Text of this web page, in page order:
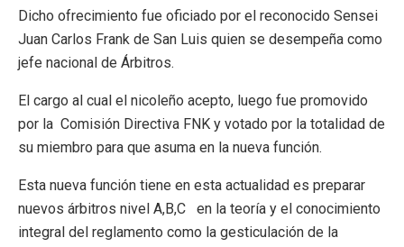
Dicho ofrecimiento fue oficiado por el reconocido Sensei
Juan Carlos Frank de San Luis quien se desempeña como
jefe nacional de Árbitros.
El cargo al cual el nicoleño acepto, luego fue promovido
por la Comisión Directiva FNK y votado por la totalidad de
su miembro para que asuma en la nueva función.
Esta nueva función tiene en esta actualidad es preparar
nuevos árbitros nivel A,B,C en la teoría y el conocimiento
integral del reglamento como la gesticulación de la